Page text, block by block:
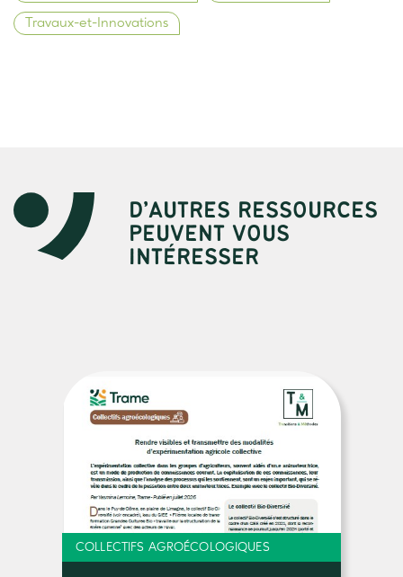
Travaux-et-Innovations
D’AUTRES RESSOURCES
PEUVENT VOUS
INTÉRESSER
COLLECTIFS AGROÉCOLOGIQUES